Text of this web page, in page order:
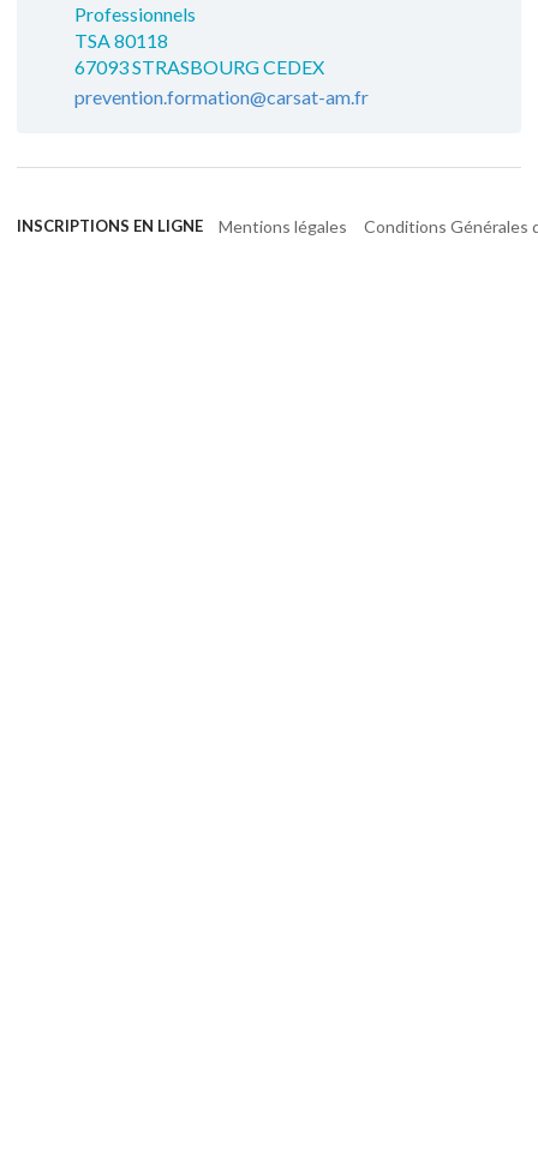
Professionnels
TSA 80118
67093 STRASBOURG CEDEX
prevention.formation@carsat-am.fr
INSCRIPTIONS EN LIGNE Mentions légales Conditions Générales